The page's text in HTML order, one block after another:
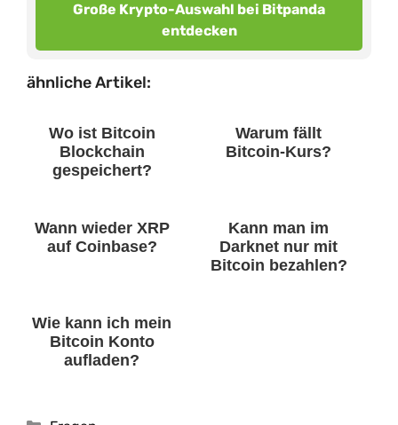
Große Krypto-Auswahl bei Bitpanda
entdecken
ähnliche Artikel:
Wo ist Bitcoin
Blockchain
gespeichert?
Warum fällt
Bitcoin-Kurs?
Wann wieder XRP
auf Coinbase?
Kann man im
Darknet nur mit
Bitcoin bezahlen?
Wie kann ich mein
Bitcoin Konto
aufladen?